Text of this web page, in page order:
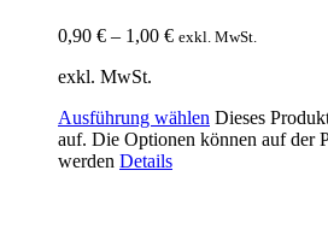
0,90 € – 1,00 € exkl. MwSt.
exkl. MwSt.
Ausführung wählen Dieses
auf. Die Optionen können auf der
werden Details